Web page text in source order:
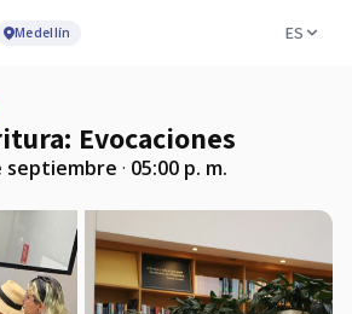
Medellín ES
Evocaciones
septiembre · 05:00 p. m.